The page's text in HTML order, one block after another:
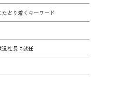
どり着くキーワード
道社長に就任